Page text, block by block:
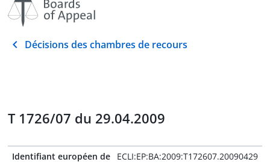
Décisions des chambres de recours
T 1726/07 du 29.04.2009
Identifiant européen de ECLI:EP:BA:2009:T172607.20090429